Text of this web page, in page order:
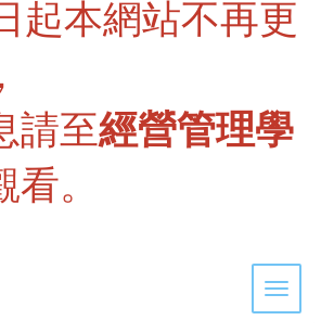
起本網站不再更
請至經營管理學
看。
Toggle